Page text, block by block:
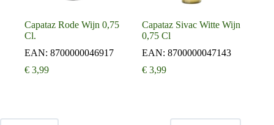
Capataz Rode Wijn 0,75
Cl.
EAN: 8700000046917
€ 3,99
Capataz Sivac Witte Wijn
0,75 Cl
EAN:8700000047143
€ 3,99